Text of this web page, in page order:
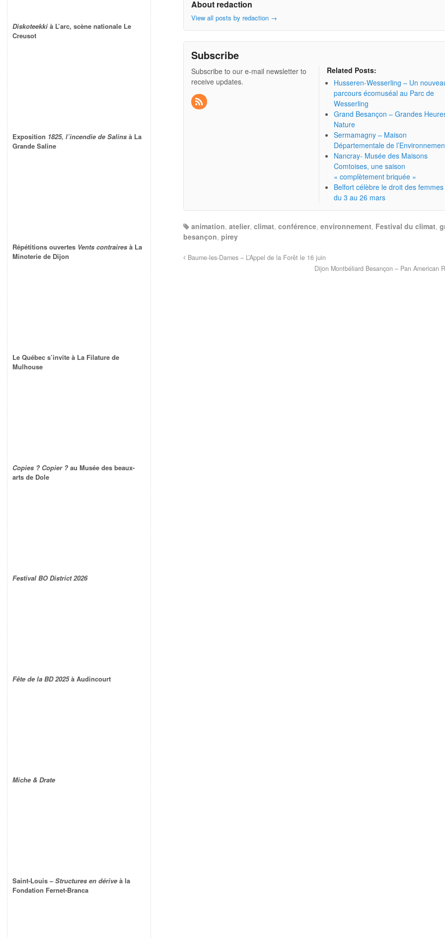
About redaction
View all posts by redaction →
Subscribe
Subscribe to our e-mail newsletter to
receive updates.
Related Posts:
Husseren-Wesserling – Un
parcours écomuséal au Parc de
Wesserling
Grand Besançon – Grandes
Nature
Sermamagny – Maison
Départementale de
Nancray- Musée des Maisons
Comtoises, une saison
« complètement briquée »
Belfort célèbre le droit des femmes
du 3 au 26 mars
animation,atelier,climat,conférence,environnement, Festival du climat,
besançon,pirey
Baume-les-Dames – L’Appel de la Forêt le 16 juin
Dijon Montbéliard Besançon – Pan American
Diskoteekki à L’arc, scène nationale Le
Creusot
Exposition 1825, l’incendie de Salins à La
Grande Saline
Répétitions ouvertes Vents contraires à La
Minoterie de Dijon
Le Québec s’invite à La Filature de
Mulhouse
Copies ? Copier ? au Musée des beaux-
arts de Dole
Festival BO District 2026
Fête de la BD 2025à Audincourt
Miche & Drate
Saint-Louis –Structures en dérive à la
Fondation Fernet-Branca